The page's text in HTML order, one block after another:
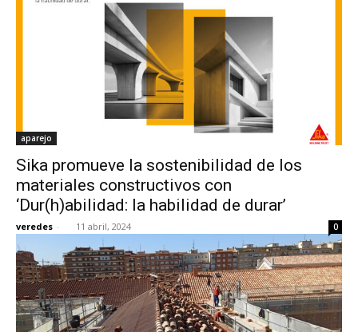
aparejo
Sika promueve la sostenibilidad de los
materiales constructivos con
‘Dur(h)abilidad: la habilidad de durar’
veredes - 11 abril, 2024 0